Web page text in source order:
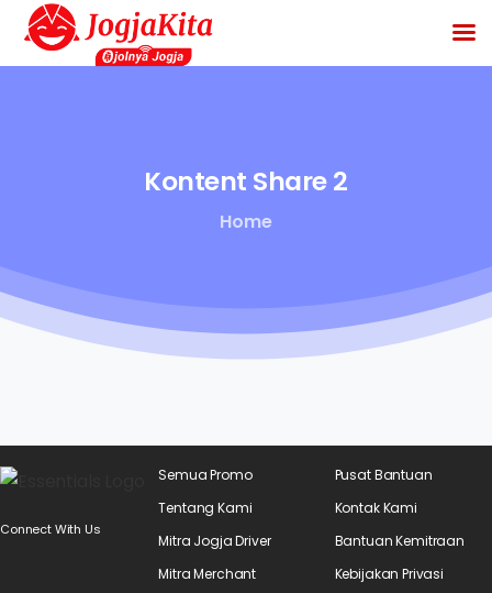
Kontent Share2
Home
Connect With Us
Semua Promo
Tentang Kami
Mitra Jogja Driver
Mitra Merchant
Pusat Bantuan
Kontak Kami
Bantuan Kemitraan
Kebijakan Privasi